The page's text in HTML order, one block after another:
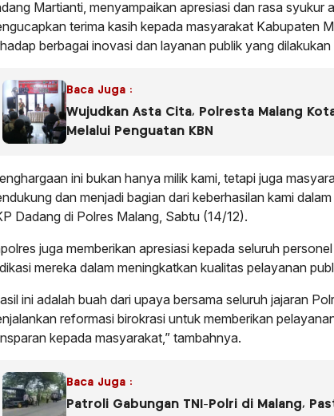
Martianti, menyampaikan apresiasi dan rasa syukur
terima kasih kepada masyarakat Kabupaten
berbagai inovasi dan layanan publik yang
Baca Juga :
Wujudkan Asta Cita, Polresta Malang
Melalui Penguatan KBN
ini bukan hanya milik kami, tetapi juga
dan menjadi bagian dari keberhasilan kami
Dadang di Polres Malang, Sabtu (14/12).
juga memberikan apresiasi kepada seluruh
mereka dalam meningkatkan kualitas pelayanan
ini adalah buah dari upaya bersama seluruh jajaran
reformasi birokrasi untuk memberikan
kepada masyarakat,” tambahnya.
Baca Juga :
Patroli Gabungan TNI-Polri di Malang,